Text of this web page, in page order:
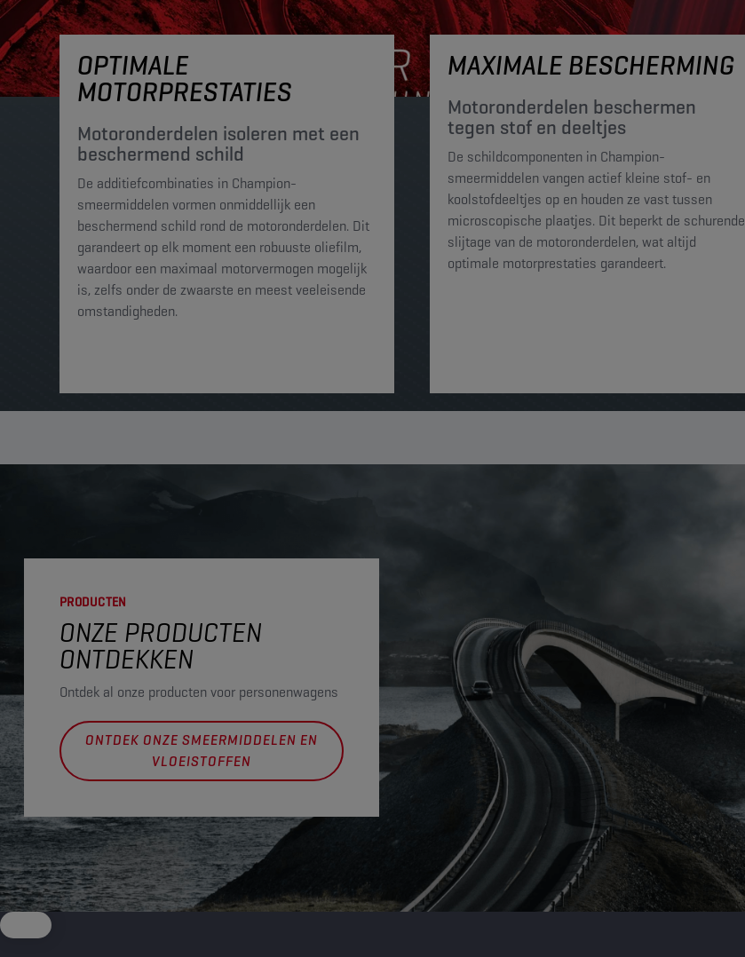
OPTIMALE
MOTORPRESTATIES
Motoronderdelen isoleren met een
beschermend schild
De additiefcombinaties in Champion-
smeermiddelen vormen onmiddellijk een
beschermend schild rond de motoronderdelen. Dit
garandeert op elk moment een robuuste oliefilm,
waardoor een maximaal motorvermogen mogelijk
is, zelfs onder de zwaarste en meest veeleisende
omstandigheden.
MAXIMALE BESCHERMING
Motoronderdelen beschermen
tegen stof en deeltjes​
De schildcomponenten in Champion-
smeermiddelen vangen actief kleine stof- en
koolstofdeeltjes op en houden ze vast tussen
microscopische plaatjes. Dit beperkt de schurende
slijtage van de motoronderdelen, wat altijd
optimale motorprestaties garandeert.
PRODUCTEN
ONZE PRODUCTEN
ONTDEKKEN
Ontdek al onze producten voor personenwagens
ONTDEK ONZE SMEERMIDDELEN EN
VLOEISTOFFEN